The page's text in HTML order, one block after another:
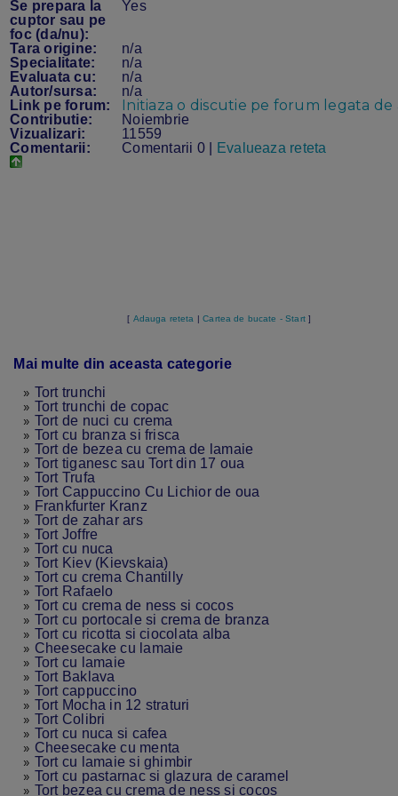
Se prepara la
cuptor sau pe
foc (da/nu):
Yes
Tara origine:
n/a
Specialitate:
n/a
Evaluata cu:
n/a
Autor/sursa:
n/a
Link pe forum:
Initiaza o discutie pe forum legata de
Contributie:
Noiembrie
Vizualizari:
11559
Comentarii:
Comentarii 0 | Evalueaza reteta
[ Adauga reteta |Cartea de bucate - Start]
Mai multe din aceasta categorie
» Tort trunchi
» Tort trunchi de copac
» Tort de nuci cu crema
» Tort cu branza si frisca
» Tort de bezea cu crema de lamaie
» Tort tiganesc sau Tort din 17 oua
» Tort Trufa
» Tort Cappuccino Cu Lichior de oua
» Frankfurter Kranz
» Tort de zahar ars
» Tort Joffre
» Tort cu nuca
» Tort Kiev (Kievskaia)
» Tort cu crema Chantilly
» Tort Rafaelo
» Tort cu crema de ness si cocos
» Tort cu portocale si crema de branza
» Tort cu ricotta si ciocolata alba
» Cheesecake cu lamaie
» Tort cu lamaie
» Tort Baklava
» Tort cappuccino
» Tort Mocha in 12 straturi
» Tort Colibri
» Tort cu nuca si cafea
» Cheesecake cu menta
» Tort cu lamaie si ghimbir
» Tort cu pastarnac si glazura de caramel
» Tort bezea cu crema de ness si cocos